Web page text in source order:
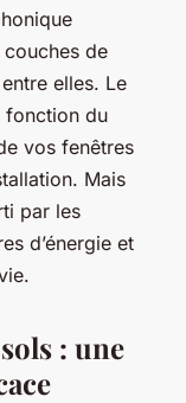
de
elles. Le
fonction du
vos fenêtres
Mais
par les
d’énergie et
: une